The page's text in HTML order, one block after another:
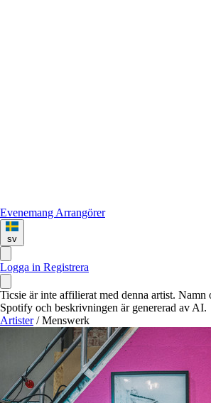
Evenemang Arrangörer
sv
Logga in Registrera
Ticsie är inte affilierat med denna artist. Namn
Spotify och beskrivningen är genererad av AI.
Artister / Menswerk